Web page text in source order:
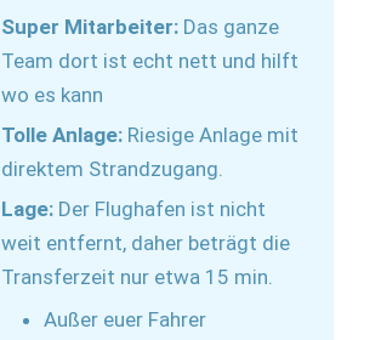
Super Mitarbeiter: Das ganze
Team dort ist echt nett und hilft
wo es kann
Tolle Anlage: Riesige Anlage mit
direktem Strandzugang.
Lage: Der Flughafen ist nicht
weit entfernt, daher beträgt die
Transferzeit nur etwa 15 min.
Außer euer Fahrer